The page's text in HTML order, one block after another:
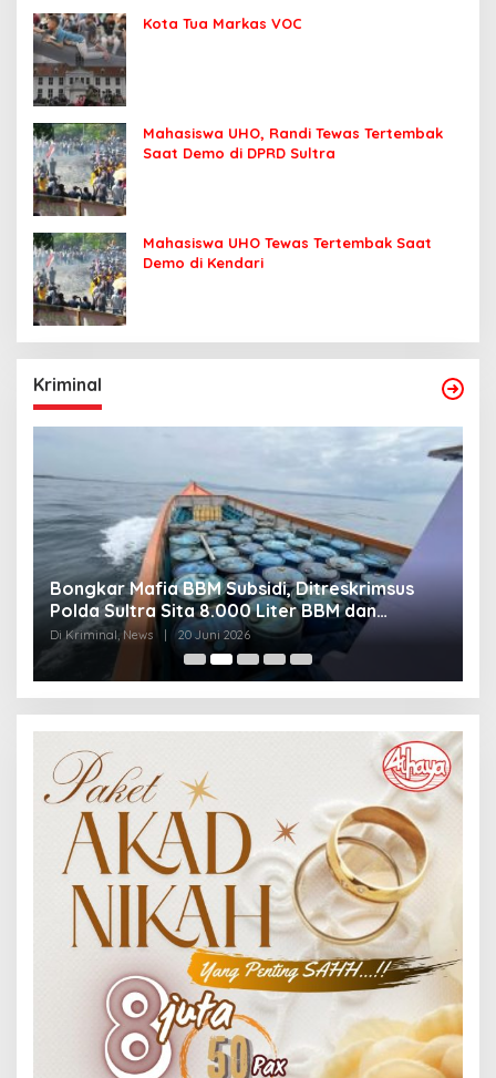
Kota Tua Markas VOC
Mahasiswa UHO, Randi Tewas Tertembak
Saat Demo di DPRD Sultra
Mahasiswa UHO Tewas Tertembak Saat
Demo di Kendari
Kriminal
Bongkar Mafia BBM Subsidi, Ditreskrimsus
Polda Sultra Sita 8.000 Liter BBM dan
Ringkus 3 Tersangka
Di Kriminal, News 20 Juni 2026